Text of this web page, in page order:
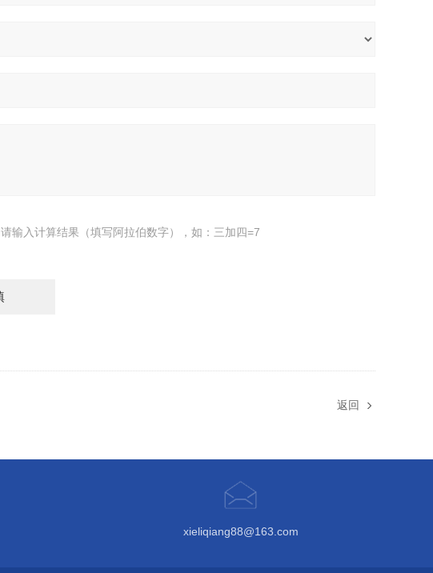
请输入计算结果（填写阿拉伯数字），如：三加四=7
返回
xieliqiang88@163.com